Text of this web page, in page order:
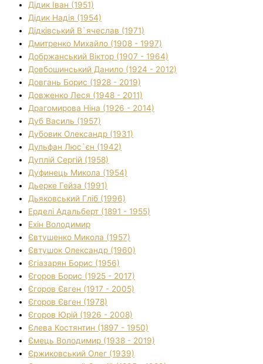
Дідик Іван (1951)
Дідик Надія (1954)
Дідківський В`ячеслав (1971)
Дмитренко Михайло (1908 - 1997)
Добржанський Віктор (1907 - 1964)
Довбошинський Данило (1924 - 2012)
Довгань Борис (1928 - 2019)
Довженко Леся (1948 - 2011)
Драгомирова Ніна (1926 - 2014)
Дуб Василь (1957)
Дубовик Олександр (1931)
Дульфан Люс`єн (1942)
Дуплій Сергій (1958)
Дуфинець Микола (1954)
Дьерке Гейза (1991)
Дьяковський Гліб (1996)
Ерделі Адальберт (1891 - 1955)
Ехін Володимир
Євтушенко Микола (1957)
Євтушок Олександр (1960)
Єгіазарян Борис (1956)
Єгоров Борис (1925 - 2017)
Єгоров Євген (1917 - 2005)
Єгоров Євген (1978)
Єгоров Юрій (1926 - 2008)
Єлева Костянтин (1897 - 1950)
Ємець Володимир (1938 - 2019)
Єржиковський Олег (1939)